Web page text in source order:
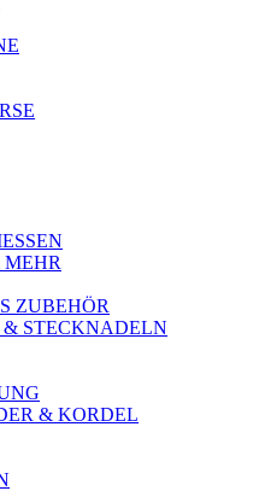
ZUBEHÖR
STECKNADELN
& KORDEL